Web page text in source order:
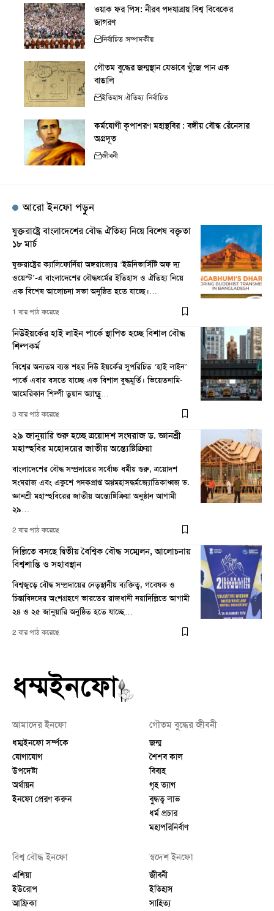
ওয়াক ফর পিস: নীরব পদযাত্রায় বিশ্ব বিবেকের
জাগরণ
নির্বাচিত সম্পাদকীয়
গৌতম বুদ্ধের জন্মস্থান যেভাবে খুঁজে পান এক
বাঙালি
ইতিহাস ঐতিহ্য নির্বাচিত
কর্মযোগী কৃপাশরণ মহাস্থবির : বঙ্গীয় বৌদ্ধ রেঁনেসার
অগ্রদূত
জীবনী
আরো ইনফো পড়ুন
যুক্তরাষ্ট্রে বাংলাদেশের বৌদ্ধ ঐতিহ্য নিয়ে বিশেষ বক্তৃতা
১৮ মার্চ
যুক্তরাষ্ট্রের ক্যালিফোর্নিয়া অঙ্গরাজ্যের ‘ইউনিভার্সিটি অফ দ্য
ওয়েস্ট’-এ বাংলাদেশের বৌদ্ধধর্মের ইতিহাস ও ঐতিহ্য নিয়ে
এক বিশেষ আলোচনা সভা অনুষ্ঠিত হতে যাচ্ছে।…
1 বার পাঠ করেছে
নিউইয়র্কের হাই লাইন পার্কে স্থাপিত হচ্ছে বিশাল বৌদ্ধ
শিল্পকর্ম
বিশ্বের অন্যতম ব্যস্ত শহর নিউ ইয়র্কের সুপরিচিত ‘হাই লাইন’
পার্কে এবার বসতে যাচ্ছে এক বিশাল বুদ্ধমূর্তি। ভিয়েতনামি-
আমেরিকান শিল্পী তুয়ান অ্যান্ড্রু…
3 বার পাঠ করেছে
২৯ জানুয়ারি শুরু হচ্ছে ত্রয়োদশ সংঘরাজ ড. জ্ঞানশ্রী
মহাস্হবির মহোদয়ের জাতীয় অন্ত্যেষ্টিক্রিয়া
বাংলাদেশের বৌদ্ধ সম্প্রদায়ের সর্বোচ্চ ধর্মীয় গুরু, ত্রয়োদশ
সংঘরাজ এবং একুশে পদকপ্রাপ্ত অগ্গমহাসদ্ধর্মজ্যোতিকাধ্বজ ড.
জ্ঞানশ্রী মহাস্হবিরের জাতীয় অন্ত্যেষ্টিক্রিয়া অনুষ্ঠান আগামী
২৯…
2 বার পাঠ করেছে
দিল্লিতে বসছে দ্বিতীয় বৈশ্বিক বৌদ্ধ সম্মেলন, আলোচনায়
বিশ্বশান্তি ও সহাবস্থান
বিশ্বজুড়ে বৌদ্ধ সম্প্রদায়ের নেতৃস্থানীয় ব্যক্তিত্ব, গবেষক ও
চিন্তাবিদদের অংশগ্রহণে ভারতের রাজধানী নয়াদিল্লিতে আগামী
২৪ ও ২৫ জানুয়ারি অনুষ্ঠিত হতে যাচ্ছে…
2 বার পাঠ করেছে
আমাদের ইনফো
ধম্মইনফো সর্ম্পকে
যোগাযোগ
উপদেষ্টা
অর্থায়ন
ইনফো প্রেরণ করুন
গৌতম বুদ্ধের জীবনী
জন্ম
শৈশব কাল
বিবাহ
গৃহ ত্যাগ
বুদ্ধত্ব লাভ
ধর্ম প্রচার
মহাপরিনির্বাণ
বিশ্ব বৌদ্ধ ইনফো
এশিয়া
ইউরোপ
আফ্রিকা
স্বদেশ ইনফো
জীবনী
ইতিহাস
সাহিত্য